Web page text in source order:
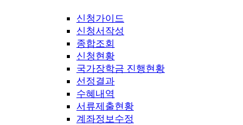
신청가이드
신청서작성
종합조회
신청현황
국가장학금 진행현황
선정결과
수혜내역
서류제출현황
계좌정보수정